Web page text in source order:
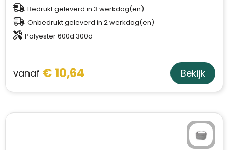
Bedrukt geleverd in 3 werkdag(en)
Onbedrukt geleverd in 2 werkdag(en)
Polyester 600d 300d
vanaf € 10,64 Bekijk